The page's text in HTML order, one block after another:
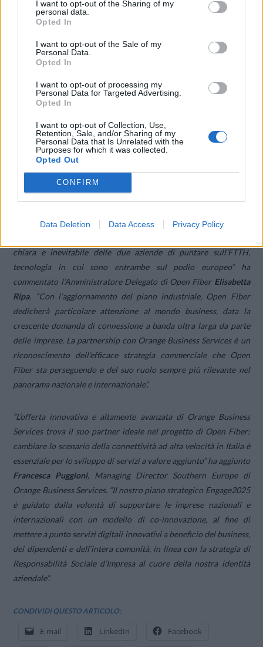
I want to opt-out of the Sharing of my
personal data.
Opted In
I want to opt-out of the Sale of my
Personal Data.
Opted In
I want to opt-out of processing my
Personal Data for Targeted Advertising.
Opted In
I want to opt-out of Collection, Use,
Retention, Sale, and/or Sharing of my
Personal Data that Is Unrelated with the
Purposes for which it was collected.
Opted Out
CONFIRM
Data Deletion Data Access Privacy Policy
chiara e inevitabile delle due aziende di puntare sull’FTTH,
tecnologia in cui sono entrambe sul podio europeo” ha
commentato l’Amministratore Delegato di Open Fiber Elisabetta
Ripa. “Con l’aggiornamento del piano industriale, Open Fiber
dedicherà particolare attenzione al mondo business, data la
crescente domanda di connessione a banda ultra larga da parte
delle imprese. La partnership con Orange Business Services è un
riconoscimento dell’efficace strategia commerciale che Open
Fiber sta perseguendo e del suo ruolo sempre più rilevante nel
panorama nazionale e internazionale”.
“L’offerta innovativa e altamente avanzata di Orange Business
Services trova il suo partner ideale nel progetto di Open Fiber:
cambiare lo scenario della connettività ad alta velocità in Italia è
essenziale per lo sviluppo di servizi a valore aggiunto” ha aggiunto
Francesca Puggioni, Managing Director Southern Europe di
Orange Business Services. “Il nostro piano strategico Engage2025
è guidato dalla volontà di supportare le imprese nazionali e
internazionali con un modello di co-innovazione, al fine di
mettere a punto servizi digitali innovativi a beneficio del business,
dei dipendenti e dell’intera comunità, in linea con la strategia di
Responsabilità Sociale d’Impresa al cuore della nostra identità
aziendale”.
CONDIVIDI QUESTO ARTICOLO:
E-mail LinkedIn Facebook